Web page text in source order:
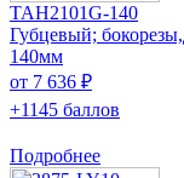
TAH2101G-140
Губцевый;
140мм
от 7 636 ₽
+1145 баллов
Подробнее